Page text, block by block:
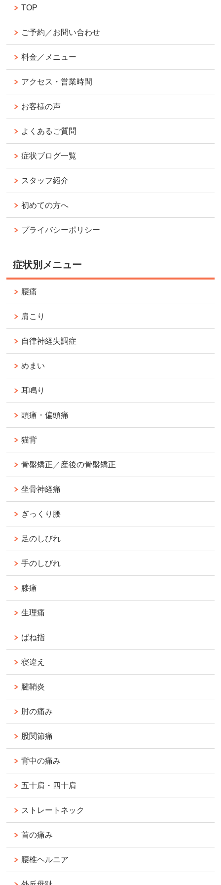
TOP
ご予約／お問い合わせ
料金／メニュー
アクセス・営業時間
お客様の声
よくあるご質問
症状ブログ一覧
スタッフ紹介
初めての方へ
プライバシーポリシー
症状別メニュー
腰痛
肩こり
自律神経失調症
めまい
耳鳴り
頭痛・偏頭痛
猫背
骨盤矯正／産後の骨盤矯正
坐骨神経痛
ぎっくり腰
足のしびれ
手のしびれ
膝痛
生理痛
ばね指
寝違え
腱鞘炎
肘の痛み
股関節痛
背中の痛み
五十肩・四十肩
ストレートネック
首の痛み
腰椎ヘルニア